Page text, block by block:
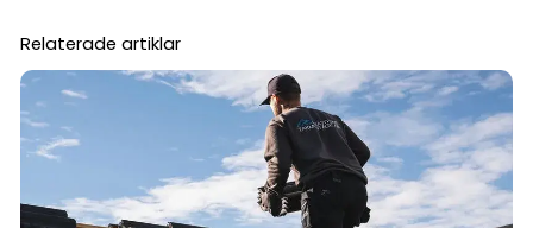
Relaterade artiklar